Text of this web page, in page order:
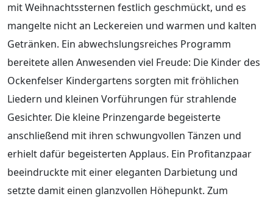
mit Weihnachtssternen festlich geschmückt, und es
mangelte nicht an Leckereien und warmen und kalten
Getränken. Ein abwechslungsreiches Programm
bereitete allen Anwesenden viel Freude: Die Kinder des
Ockenfelser Kindergartens sorgten mit fröhlichen
Liedern und kleinen Vorführungen für strahlende
Gesichter. Die kleine Prinzengarde begeisterte
anschließend mit ihren schwungvollen Tänzen und
erhielt dafür begeisterten Applaus. Ein Profitanzpaar
beeindruckte mit einer eleganten Darbietung und
setzte damit einen glanzvollen Höhepunkt. Zum